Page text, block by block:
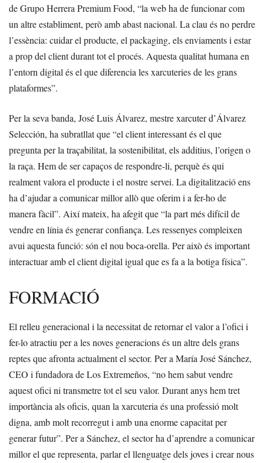
de Grupo Herrera Premium Food, “la web ha de funcionar com
un altre establiment, però amb abast nacional. La clau és no perdre
l’essència: cuidar el producte, el packaging, els enviaments i estar
a prop del client durant tot el procés. Aquesta qualitat humana en
l’entorn digital és el que diferencia les xarcuteries de les grans
plataformes”.
Per la seva banda, José Luis Álvarez, mestre xarcuter d’Álvarez
Selección, ha subratllat que “el client interessant és el que
pregunta per la traçabilitat, la sostenibilitat, els additius, l’origen o
la raça. Hem de ser capaços de respondre-li, perquè és qui
realment valora el producte i el nostre servei. La digitalització ens
ha d’ajudar a comunicar millor allò que oferim i a fer-ho de
manera fàcil”. Així mateix, ha afegit que “la part més difícil de
vendre en línia és generar confiança. Les ressenyes compleixen
avui aquesta funció: són el nou boca-orella. Per això és important
interactuar amb el client digital igual que es fa a la botiga física”.
FORMACIÓ
El relleu generacional i la necessitat de retornar el valor a l’ofici i
fer-lo atractiu per a les noves generacions és un altre dels grans
reptes que afronta actualment el sector. Per a María José Sánchez,
CEO i fundadora de Los Extremeños, “no hem sabut vendre
aquest ofici ni transmetre tot el seu valor. Durant anys hem tret
importància als oficis, quan la xarcuteria és una professió molt
digna, amb molt recorregut i amb una enorme capacitat per
generar futur”. Per a Sánchez, el sector ha d’aprendre a comunicar
millor el que representa, parlar el llenguatge dels joves i crear nous